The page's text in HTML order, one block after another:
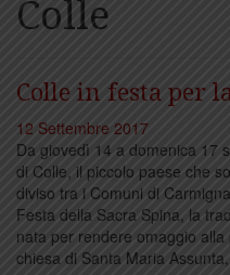
Colle
Colle in festa per
12 Settembre 2017
Da giovedì 14 a domenica 17
di Colle, il piccolo paese che
diviso tra i Comuni di
Festa della Sacra Spina, la
nata per rendere omaggio
chiesa di Santa Maria